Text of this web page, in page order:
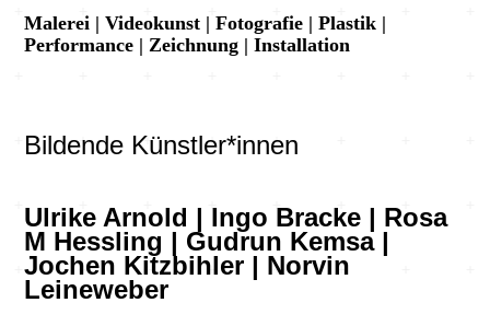
Malerei | Videokunst | Fotografie | Plastik |
Performance | Zeichnung | Installation
Bildende Künstler*innen
Ulrike Arnold | Ingo Bracke | Rosa
M Hessling | Gudrun Kemsa |
Jochen Kitzbihler | Norvin
Leineweber